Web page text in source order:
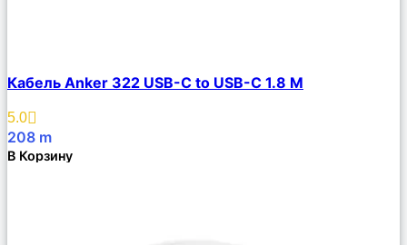
Описание
Избранное
Кабель Anker 322 USB-C to USB-C 1.8 М
5.0
208 m
В Корзину